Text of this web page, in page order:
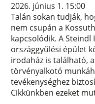
2026. június 1. 15:00
Talán sokan tudják,
nem csupán a
kapcsolódik. A
országgyűlési épület
irodaház is található,
törvényalkotó
tevékenységhez
Cikkünkben ezeket